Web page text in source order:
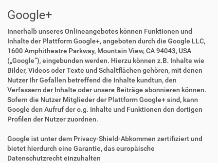
Google+
Innerhalb unseres Onlineangebotes können Funktionen und
Inhalte der Plattform Google+, angeboten durch die Google LLC,
1600 Amphitheatre Parkway, Mountain View, CA 94043, USA
(„Google“), eingebunden werden. Hierzu können z.B. Inhalte wie
Bilder, Videos oder Texte und Schaltflächen gehören, mit denen
Nutzer Ihr Gefallen betreffend die Inhalte kundtun, den
Verfassern der Inhalte oder unsere Beiträge abonnieren können.
Sofern die Nutzer Mitglieder der Plattform Google+ sind, kann
Google den Aufruf der o.g. Inhalte und Funktionen den dortigen
Profilen der Nutzer zuordnen.
Google ist unter dem Privacy-Shield-Abkommen zertifiziert und
bietet hierdurch eine Garantie, das europäische
Datenschutzrecht einzuhalten